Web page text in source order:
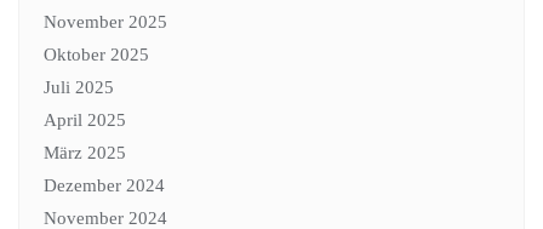
November 2025
Oktober 2025
Juli 2025
April 2025
März 2025
Dezember 2024
November 2024